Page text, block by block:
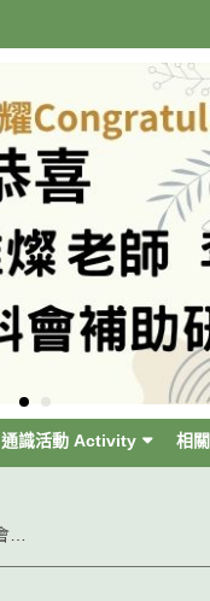
通識活動 Activity 相